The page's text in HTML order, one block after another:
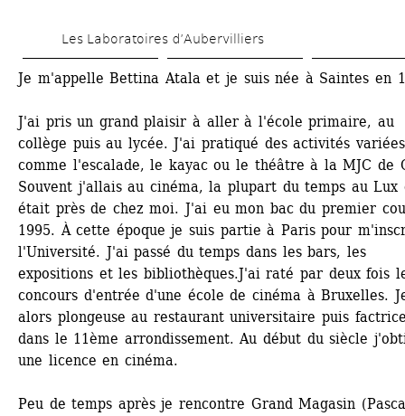
au
contenu
Les Laboratoires d’Aubervilliers
Je m'appelle Bettina Atala et je suis née à Saintes en
J'ai pris un grand plaisir à aller à l'école primaire, au
collège puis au lycée. J'ai pratiqué des activités variées
comme l'escalade, le kayac ou le théâtre à la MJC de
Souvent j'allais au cinéma, la plupart du temps au Lux
était près de chez moi. J'ai eu mon bac du premier
1995. À cette époque je suis partie à Paris pour
l'Université. J'ai passé du temps dans les bars, les
expositions et les bibliothèques.J'ai raté par deux fois
concours d'entrée d'une école de cinéma à Bruxelles.
alors plongeuse au restaurant universitaire puis
dans le 11ème arrondissement. Au début du siècle
une licence en cinéma.
Peu de temps après je rencontre Grand Magasin